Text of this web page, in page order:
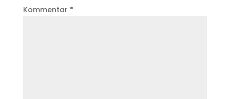
Kommentar *